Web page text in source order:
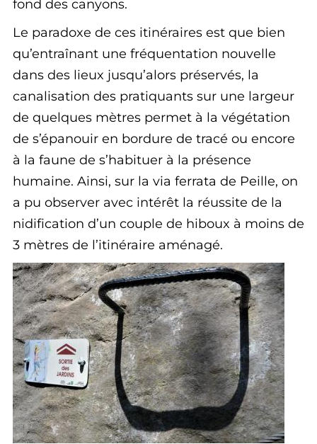
fond des canyons.
Le paradoxe de ces itinéraires est que bien
qu’entraînant une fréquentation nouvelle
dans des lieux jusqu’alors préservés, la
canalisation des pratiquants sur une largeur
de quelques mètres permet à la végétation
de s’épanouir en bordure de tracé ou encore
à la faune de s’habituer à la présence
humaine. Ainsi, sur la via ferrata de Peille, on
a pu observer avec intérêt la réussite de la
nidification d’un couple de hiboux à moins de
3 mètres de l’itinéraire aménagé.